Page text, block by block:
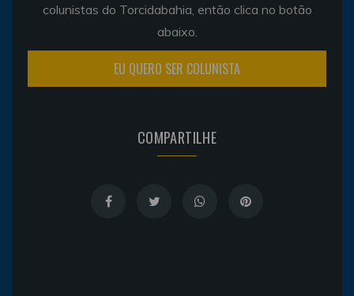
colunistas do Torcidabahia, então clica no botão
abaixo.
EU QUERO SER COLUNISTA
COMPARTILHE